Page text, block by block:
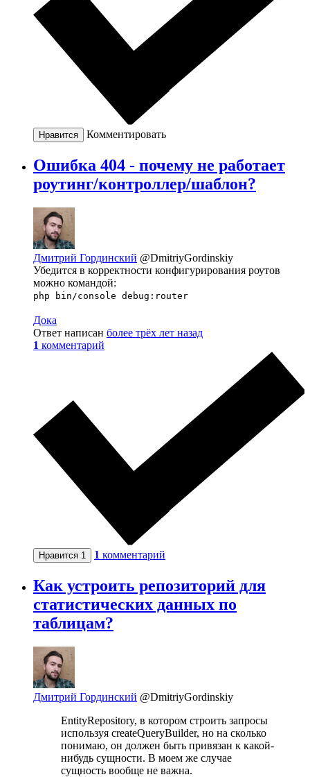
Нравится Комментировать
Ошибка 404 - почему не работает
роутинг/контроллер/шаблон?
Дмитрий Гординский @DmitriyGordinskiy
Убедится в корректности конфигурирования роутов
можно командой:
php bin/console debug:router
Дока
Ответ написан более трёх лет назад
1 комментарий
Нравится 1 1 комментарий
Как устроить репозиторий для
статистических данных по
таблицам?
Дмитрий Гординский @DmitriyGordinskiy
EntityRepository, в котором строить запросы
используя createQueryBuilder, но на сколько
понимаю, он должен быть привязан к какой-
нибудь сущности. В моем же случае
сущность вообще не важна.